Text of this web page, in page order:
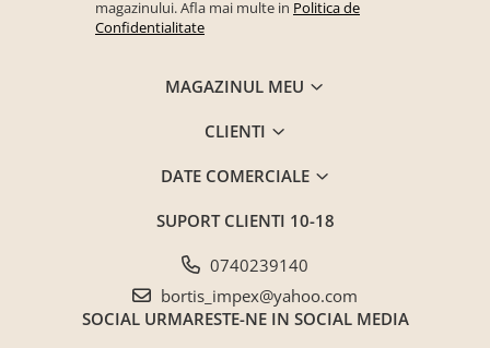
magazinului. Afla mai multe in Politica de
Confidentialitate
MAGAZINUL MEU
CLIENTI
DATE COMERCIALE
SUPORT CLIENTI 10-18
0740239140
bortis_impex@yahoo.com
SOCIAL URMARESTE-NE IN SOCIAL MEDIA